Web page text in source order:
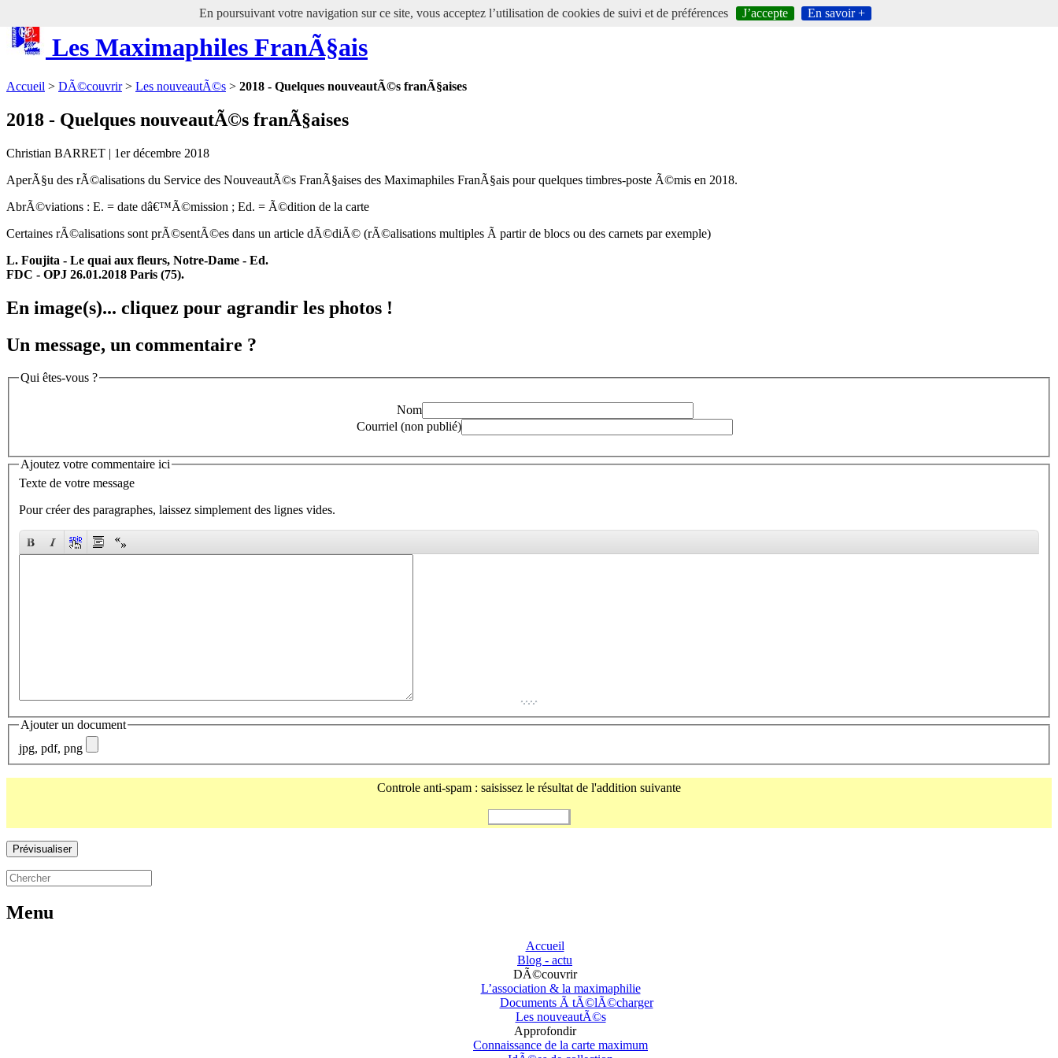
En poursuivant votre navigation sur ce site, vous acceptez l’utilisation de cookies de suivi et de préférences J’accepte En savoir +
Les Maximaphiles FranÃ§ais
Accueil > DÃ©couvrir> Les nouveautÃ©s > 2018 - Quelques nouveautÃ©s franÃ§aises
2018 - Quelques nouveautÃ©s franÃ§aises
Christian BARRET | 1er décembre 2018
AperÃ§u des rÃ©alisations du Service des NouveautÃ©s FranÃ§aises des Maximaphiles FranÃ§ais pour quelques timbres-poste Ã©mis en 2018.
AbrÃ©viations : E. = date dâ€™Ã©mission ; Ed. = Ã©dition de la carte
Certaines rÃ©alisations sont prÃ©sentÃ©es dans un article dÃ©diÃ© (rÃ©alisations multiples Ã partir de blocs ou des carnets par exemple)
L. Foujita - Le quai aux fleurs, Notre-Dame - Ed.
FDC - OPJ 26.01.2018 Paris (75).
En image(s)... cliquez pour agrandir les photos !
Un message, un commentaire ?
Qui êtes-vous ?
Nom
Courriel (non publié)
Ajoutez votre commentaire ici
Texte de votre message
Pour créer des paragraphes, laissez simplement des lignes vides.
Ajouter un document
jpg, pdf, png
Controle anti-spam : saisissez le résultat de l'addition suivante
Menu
Accueil
Blog - actu
DÃ©couvrir
L’association & la maximaphilie
Documents Ã tÃ©lÃ©charger
Les nouveautÃ©s
Approfondir
Connaissance de la carte maximum